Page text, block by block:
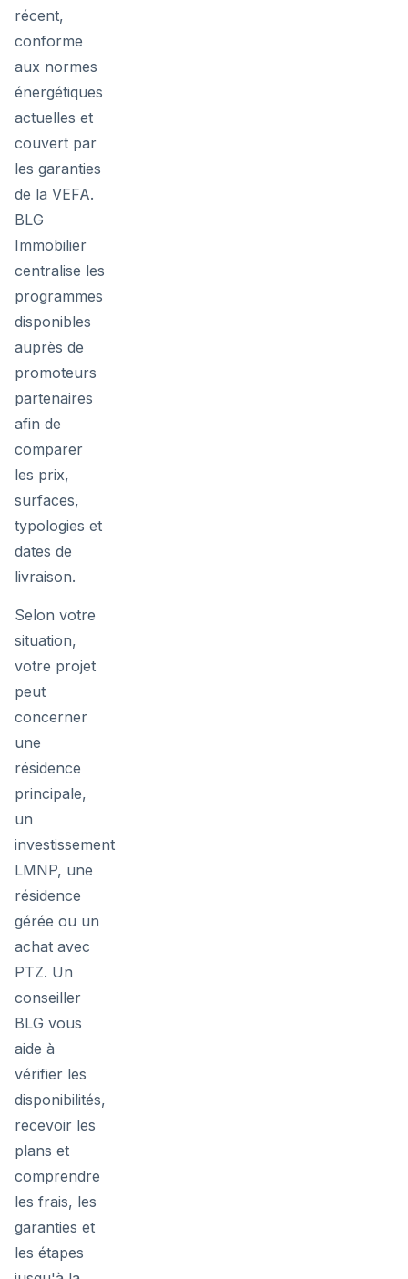
récent,
conforme
aux normes
énergétiques
actuelles et
couvert par
les garanties
de la VEFA.
BLG
Immobilier
centralise les
programmes
disponibles
auprès de
promoteurs
partenaires
afin de
comparer
les prix,
surfaces,
typologies et
dates de
livraison.
Selon votre
situation,
votre projet
peut
concerner
une
résidence
principale,
un
investissement
LMNP, une
résidence
gérée ou un
achat avec
PTZ. Un
conseiller
BLG vous
aide à
vérifier les
disponibilités,
recevoir les
plans et
comprendre
les frais, les
garanties et
les étapes